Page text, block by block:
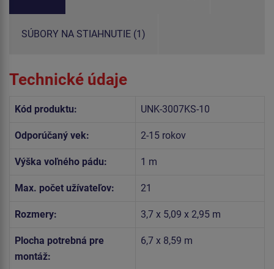
SÚBORY NA STIAHNUTIE (1)
Technické údaje
Kód produktu: UNK-3007KS-10
Odporúčaný vek: 2-15 rokov
Výška voľného pádu: 1 m
Max. počet užívateľov: 21
Rozmery: 3,7 x 5,09 x 2,95 m
Plocha potrebná pre
montáž:
6,7 x 8,59 m